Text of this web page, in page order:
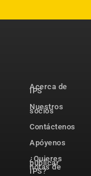
Acerca de
IPS
Nuestros
socios
Contáctenos
Apóyenos
¿Quieres
publicar
notas de
IPS?